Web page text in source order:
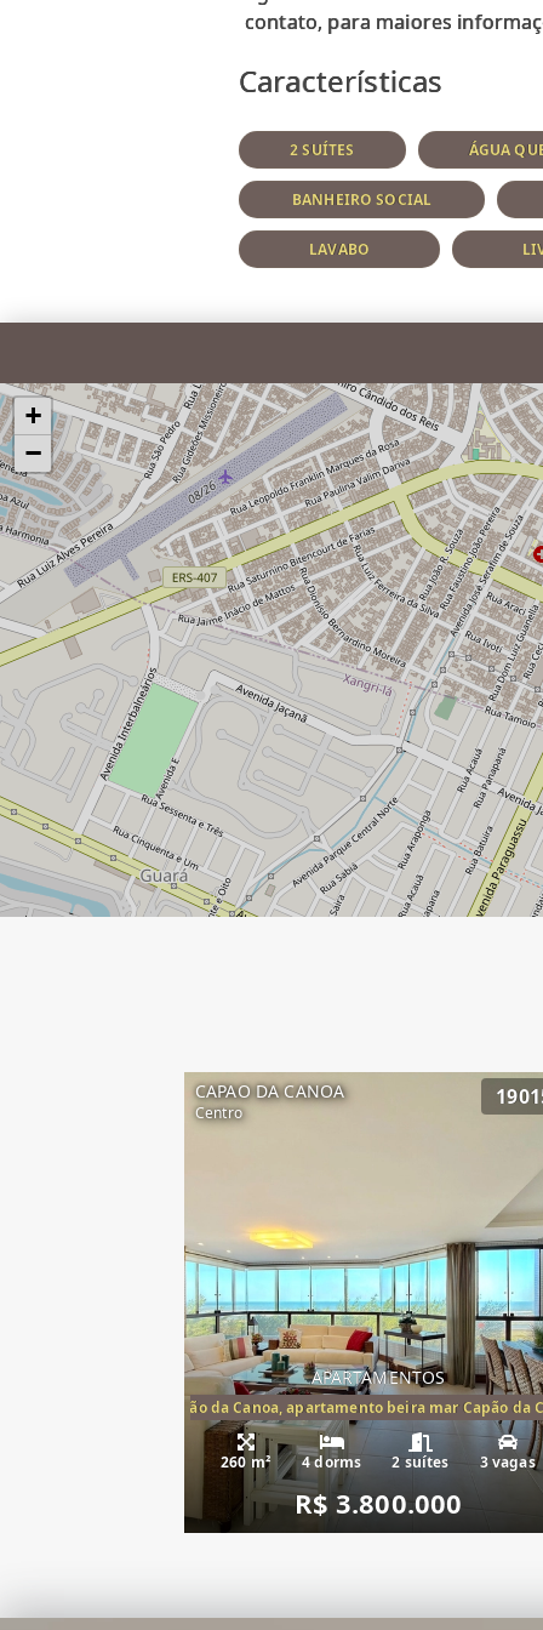
Características
2 SUÍTES ÁGUA
BANHEIRO SOCIAL
LAVABO
+
−
CAPAO DA CANOA
Centro
APARTAMENTOS
frente mar Capão da Canoa, apartamento beira mar Capão da
260 m² 4 dorms 2 suítes 3 vagas
R$ 3.800.000
Apartamento